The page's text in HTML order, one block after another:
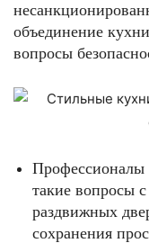
объединение
вопросы
Профессионалы
такие вопросы
раздвижных
сохранения